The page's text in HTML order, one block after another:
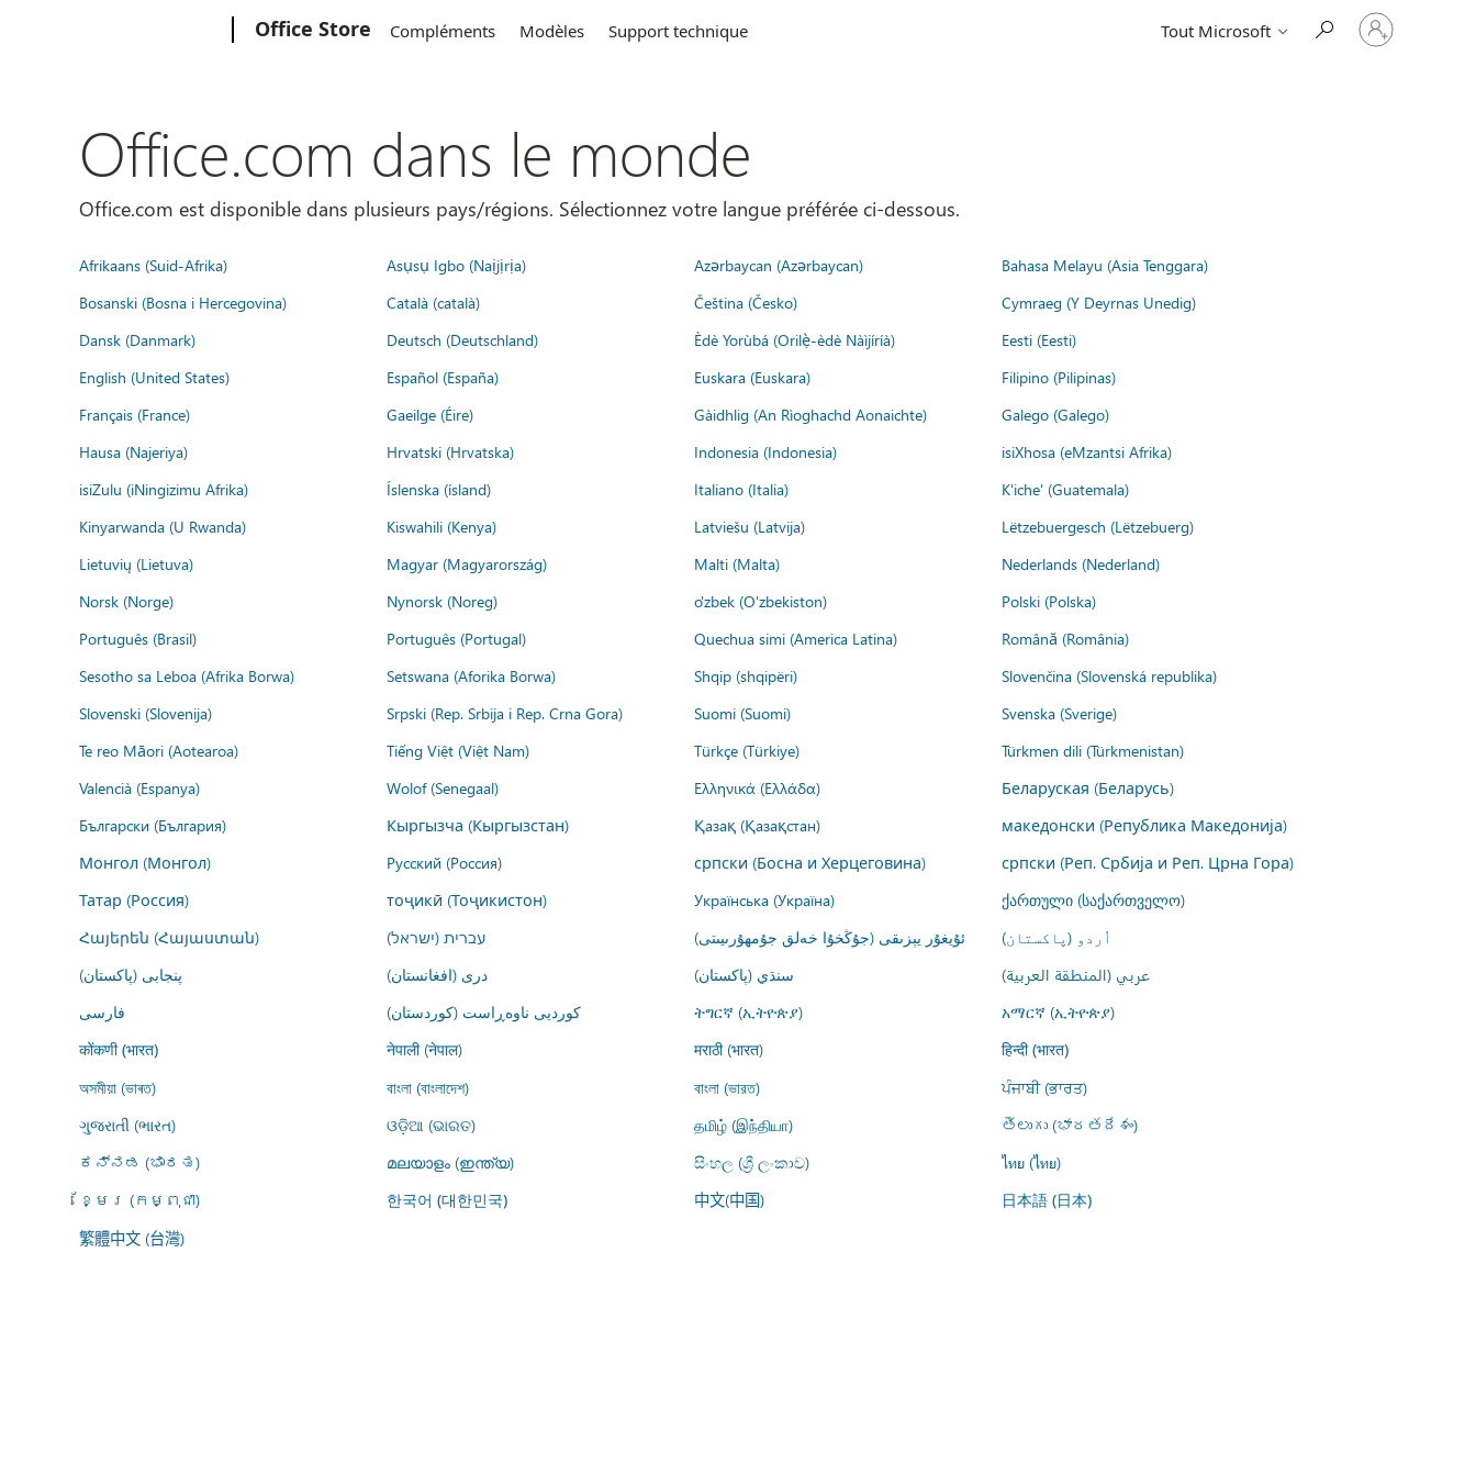
Office Store Compléments Modèles Support technique Tout Microsoft
Connectez-
vous
Office.com dans le monde
Office.com est disponible dans plusieurs pays/régions. Sélectionnez votre langue préférée ci-dessous.
Afrikaans (Suid-Afrika) Asụsụ Igbo (Naịjịrịa) Azərbaycan (Azərbaycan)
Bahasa Melayu (Asia Tenggara)
Bosanski (Bosna i Hercegovina)
Català (català) Čeština (Česko)
Cymraeg (Y Deyrnas Unedig)
Dansk (Danmark)
Deutsch (Deutschland) Èdè Yorùbá (Orilẹ̀-èdè Nàìjíríà)
Eesti (Eesti)
English (United States)
Español (España) Euskara (Euskara)
Filipino (Pilipinas)
Français (France)
Gaeilge (Éire) Gàidhlig (An Rìoghachd Aonaichte)
Galego (Galego)
Hausa (Najeriya)
Hrvatski (Hrvatska) Indonesia (Indonesia)
isiXhosa (eMzantsi Afrika)
isiZulu (iNingizimu Afrika)
Íslenska (ísland) Italiano (Italia)
K'iche' (Guatemala)
Kinyarwanda (U Rwanda)
Kiswahili (Kenya) Latviešu (Latvija)
Lëtzebuergesch (Lëtzebuerg)
Lietuvių (Lietuva)
Magyar (Magyarország) Malti (Malta)
Nederlands (Nederland)
Norsk (Norge)
Nynorsk (Noreg) o'zbek (O'zbekiston)
Polski (Polska)
Português (Brasil)
Português (Portugal) Quechua simi (America Latina)
Română (România)
Sesotho sa Leboa (Afrika Borwa)
Setswana (Aforika Borwa) Shqip (shqipëri)
Slovenčina (Slovenská republika)
Slovenski (Slovenija)
Srpski (Rep. Srbija i Rep. Crna Gora) Suomi (Suomi)
Svenska (Sverige)
Te reo Māori (Aotearoa)
Tiếng Việt (Việt Nam) Türkçe (Türkiye)
Türkmen dili (Türkmenistan)
Valencià (Espanya)
Wolof (Senegaal) Ελληνικά (Ελλάδα)
Беларуская (Беларусь)
Български (България)
Кыргызча (Кыргызстан) Қазақ (Қазақстан)
македонски (Република Македонија)
Монгол (Монгол)
Русский (Россия) српски (Босна и Херцеговина)
српски (Реп. Србија и Реп. Црна Гора)
Татар (Россия)
тоҷикӣ (Тоҷикистон) Українська (Україна)
ქართული (საქართველო)
Հայերեն (Հայաստան)
עברית (ישראל) ئۇيغۇر يېزىقى (جۇڭخۇا خەلق جۇمھۇرىيىتى)
اُردو (پاکستان)
پنجابی (پاکستان)
درى (افغانستان) سنڌي (پاکستان)
عربي (المنطقة العربية)
فارسى
کوردیی ناوەڕاست (کوردستان) ትግርኛ (ኢትዮጵያ) አማርኛ (ኢትዮጵያ)
कोंकणी (भारत) नेपाली (नेपाल) मराठी (भारत) हिन्दी (भारत)
অসমীয়া (ভাৰত) বাংলা (বাংলাদেশ) বাংলা (ভারত)
ਪੰਜਾਬੀ (ਭਾਰਤ)
ગુજરાતી (ભારત)
ଓଡ଼ିଆ (ଭାରତ) தமிழ் (இந்தியா)
తెలుగు (భారతదేశం)
ಕನ್ನಡ (ಭಾರತ)
മലയാളം (ഇന്ത്യ) සිංහල (ශ්‍රී ලංකාව)
ไทย (ไทย)
ខ្មែរ (កម្ពុជា)
한국어 (대한민국) 中文(中国) 日本語 (日本)
繁體中文 (台灣)